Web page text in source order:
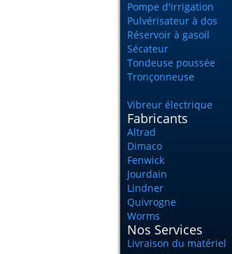
Pompe d'irrigation
Pulvérisateur à dos
Réservoir à gasoil
Sécateur
Tondeuse poussée
Tronçonneuse
Vibreur électrique
Fabricants
Altrad
Dimaco
Fenwick
Jourdain
Lindner
Quivrogne
Worms
Nos Services
Livraison du matériel